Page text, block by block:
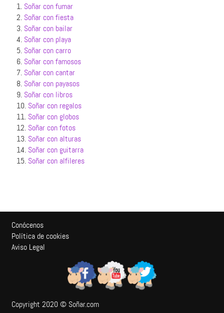
1. Soñar con fumar
2. Soñar con fiesta
3. Soñar con bailar
4. Soñar con playa
5. Soñar con carro
6. Soñar con famosos
7. Soñar con cantar
8. Soñar con payasos
9. Soñar con libros
10. Soñar con regalos
11. Soñar con globos
12. Soñar con fotos
13. Soñar con alturas
14. Soñar con guitarra
15. Soñar con alfileres
Conócenos
Política de cookies
Aviso Legal
Copyright 2020 © Soñar.com